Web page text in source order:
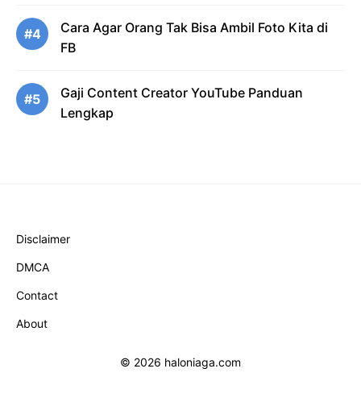
#4
Cara Agar Orang Tak Bisa Ambil Foto Kita di
FB
#5
Gaji Content Creator YouTube Panduan
Lengkap
Disclaimer
DMCA
Contact
About
© 2026 haloniaga.com